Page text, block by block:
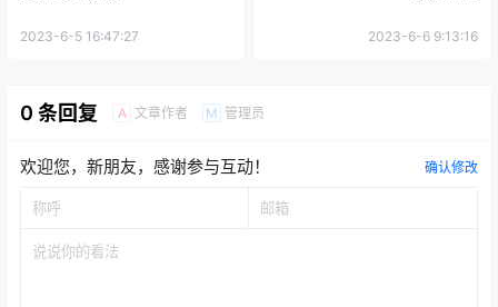
2023-6-5 16:47:27 2023-6-6 9:13:16
0 条回复 A 文章作者 M 管理员
欢迎您，新朋友，感谢参与互动！ 确认修改